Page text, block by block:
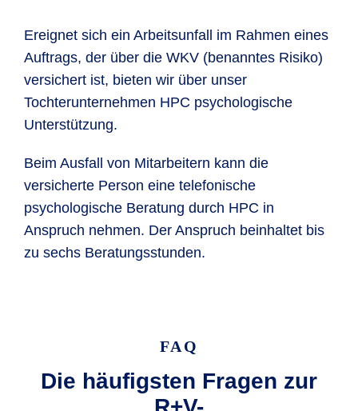
Ereignet sich ein Arbeitsunfall im Rahmen eines
Auftrags, der über die WKV (benanntes Risiko)
versichert ist, bieten wir über unser
Tochterunternehmen HPC psychologische
Unterstützung.
Beim Ausfall von Mitarbeitern kann die
versicherte Person eine telefonische
psychologische Beratung durch HPC in
Anspruch nehmen. Der Anspruch beinhaltet bis
zu sechs Beratungsstunden.
FAQ
Die häufigsten Fragen zur